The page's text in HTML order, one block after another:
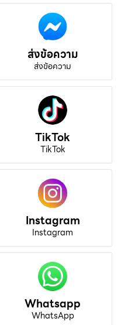
ส่งข้อความ
ส่งข้อความ
TikTok
TikTok
Instagram
Instagram
Whatsapp
WhatsApp